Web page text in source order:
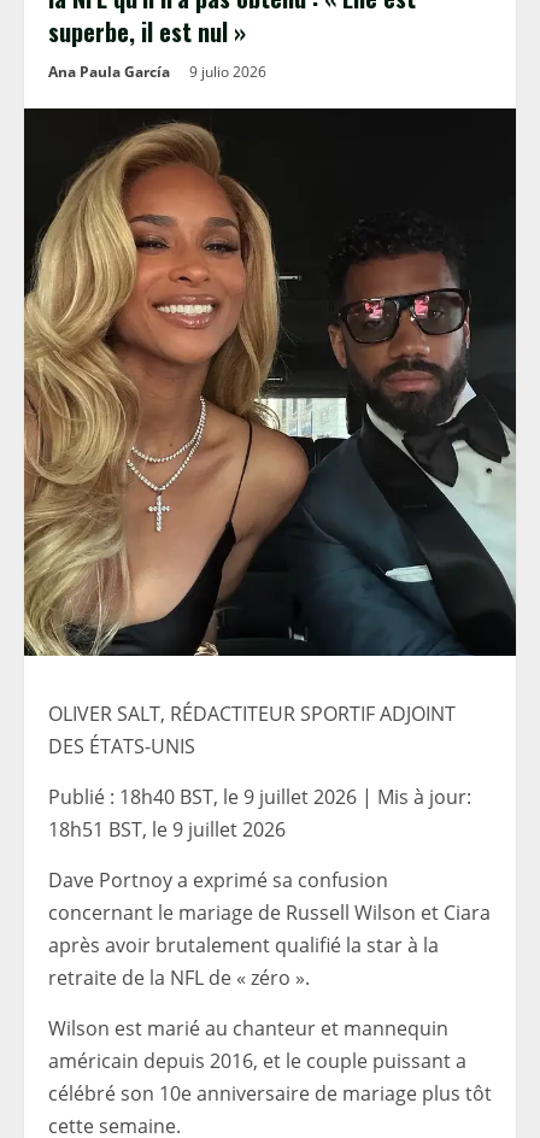
superbe, il est nul »
Ana Paula García 9 julio 2026
OLIVER SALT, RÉDACTITEUR SPORTIF ADJOINT
DES ÉTATS-UNIS
Publié : 18h40 BST, le 9 juillet 2026 | Mis à jour:
18h51 BST, le 9 juillet 2026
Dave Portnoy a exprimé sa confusion
concernant le mariage de Russell Wilson et Ciara
après avoir brutalement qualifié la star à la
retraite de la NFL de « zéro ».
Wilson est marié au chanteur et mannequin
américain depuis 2016, et le couple puissant a
célébré son 10e anniversaire de mariage plus tôt
cette semaine.